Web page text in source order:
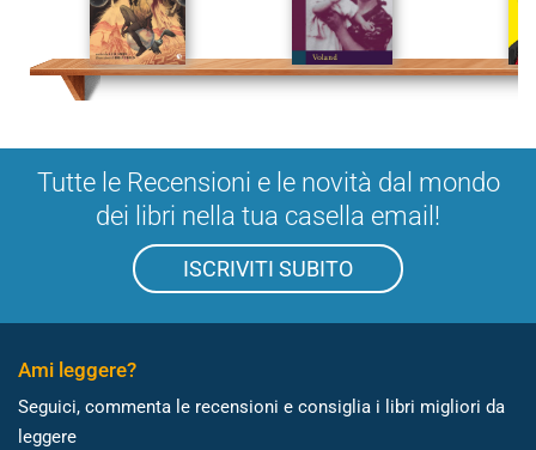
Tutte le Recensioni e le novità dal mondo
dei libri nella tua casella email!
ISCRIVITI SUBITO
Ami leggere?
Seguici, commenta le recensioni e consiglia i libri migliori da
leggere